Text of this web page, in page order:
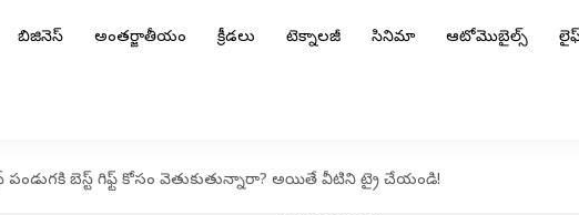
బిజినెస్ అంతర్జాతీయం క్రీడలు టెక్నాలజీ సినిమా ఆటోమొబైల్స్
పండుగకి బెస్ట్ గిఫ్ట్‌ కోసం వెతుకుతున్నారా? అయితే వీటిని ట్రై చేయండి!